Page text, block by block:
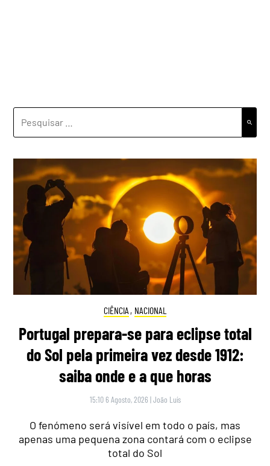
POR:
CIÊNCIA , NACIONAL
Portugal prepara-se para eclipse total
do Sol pela primeira vez desde 1912:
saiba onde e a que horas
15:10 6 Agosto, 2026 |João Luís
O fenómeno será visível em todo o país, mas
apenas uma pequena zona contará com o eclipse
total do Sol